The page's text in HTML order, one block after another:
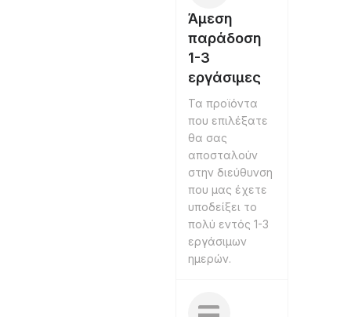
Άμεση
παράδοση
1-3
εργάσιμες
Τα προϊόντα
που επιλέξατε
θα σας
αποσταλούν
στην διεύθυνση
που μας έχετε
υποδείξει το
πολύ εντός 1-3
εργάσιμων
ημερών.